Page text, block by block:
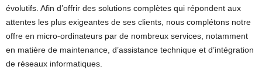
évolutifs. Afin d’offrir des solutions complètes qui répondent aux
attentes les plus exigeantes de ses clients, nous complétons notre
offre en micro-ordinateurs par de nombreux services, notamment
en matière de maintenance, d’assistance technique et d’intégration
de réseaux informatiques.